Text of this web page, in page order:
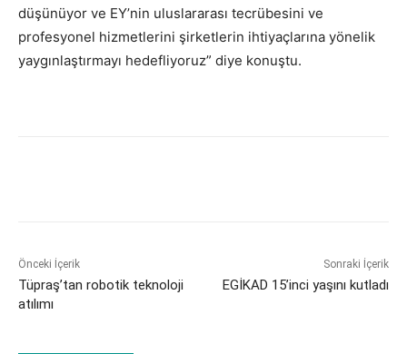
düşünüyor ve EY’nin uluslararası tecrübesini ve
profesyonel hizmetlerini şirketlerin ihtiyaçlarına yönelik
yaygınlaştırmayı hedefliyoruz” diye konuştu.
Önceki İçerik
Tüpraş’tan robotik teknoloji
atılımı
Sonraki İçerik
EGİKAD 15’inci yaşını kutladı